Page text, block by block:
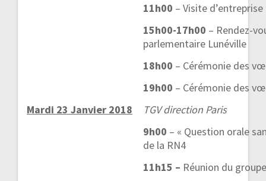
11h00 – Visite
15h00-17h00 – Rendez-
parlementaire Lunéville
18h00 – Cérémonie des
19h00 – Cérémonie des
Mardi 23 Janvier 2018
TGV direction Paris
9h00 – « Question orale
de la RN4
11h15 – Réunion du